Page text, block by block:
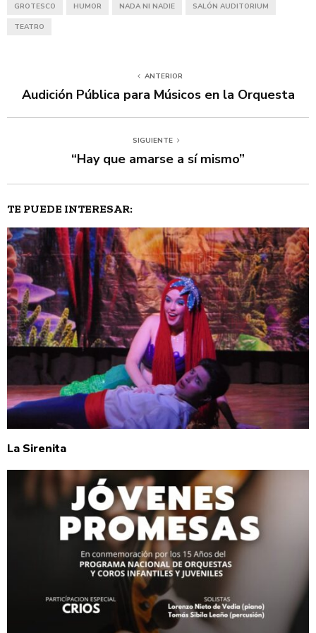
GROTESCO HUMOR NADA NI NADIE SALÓN AUDITORIUM
TEATRO
ANTERIOR
Audición Pública para Músicos en la Orquesta
SIGUIENTE
“Hay que amarse a sí mismo”
TE PUEDE INTERESAR:
La Sirenita